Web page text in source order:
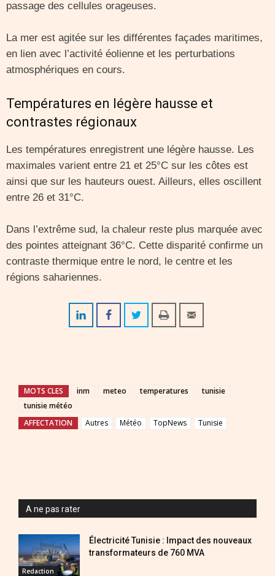
passage des cellules orageuses.
La mer est agitée sur les différentes façades maritimes,
en lien avec l’activité éolienne et les perturbations
atmosphériques en cours.
Températures en légère hausse et
contrastes régionaux
Les températures enregistrent une légère hausse. Les
maximales varient entre 21 et 25°C sur les côtes est
ainsi que sur les hauteurs ouest. Ailleurs, elles oscillent
entre 26 et 31°C.
Dans l’extrême sud, la chaleur reste plus marquée avec
des pointes atteignant 36°C. Cette disparité confirme un
contraste thermique entre le nord, le centre et les
régions sahariennes.
MOTS CLES inm meteo temperatures
tunisie
tunisie météo
AFFECTATION
Autres Météo TopNews Tunisie
A ne pas rater
Redaction
Électricité Tunisie : Impact des nouveaux
transformateurs de 760 MVA